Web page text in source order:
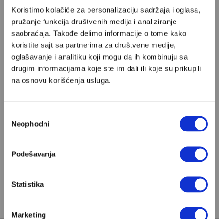
Koristimo kolačiće za personalizaciju sadržaja i oglasa,
pružanje funkcija društvenih medija i analiziranje
saobraćaja. Takođe delimo informacije o tome kako
koristite sajt sa partnerima za društvene medije,
oglašavanje i analitiku koji mogu da ih kombinuju sa
drugim informacijama koje ste im dali ili koje su prikupili
na osnovu korišćenja usluga.
сагласности
Neophodni
Podešavanja
Statistika
Marketing
premium sadržaja, neophodno je da
odaberete jedan od planova pretplate.
Pretplata
Već imate nalog?
Velikih priča.
TAGOVI:
BRENDA VOLŠ
ŠENON DOERTI